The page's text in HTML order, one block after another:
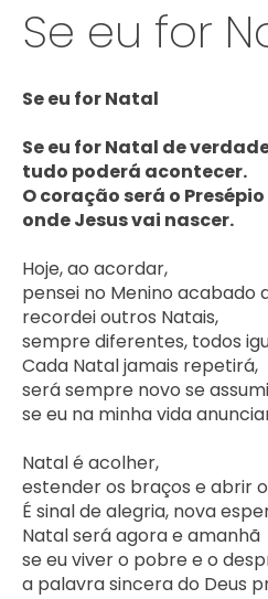
Se eu for
Se eu for Natal
Se eu for Natal de
tudo poderá acontecer.
O coração será o Presépio
onde Jesus vai nascer.
Hoje, ao acordar,
pensei no Menino acabado
recordei outros Natais,
sempre diferentes, todos
Cada Natal jamais repetirá,
será sempre novo se
se eu na minha vida
Natal é acolher,
estender os braços e abrir
É sinal de alegria, nova
Natal será agora e amanhã
se eu viver o pobre e o
a palavra sincera do Deus